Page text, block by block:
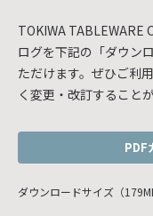
TOKIWA TABLEWARE
ログを下記の「ダウン
ただけます。ぜひご利
く変更・改訂すること
PDF
ダウンロードサイズ（